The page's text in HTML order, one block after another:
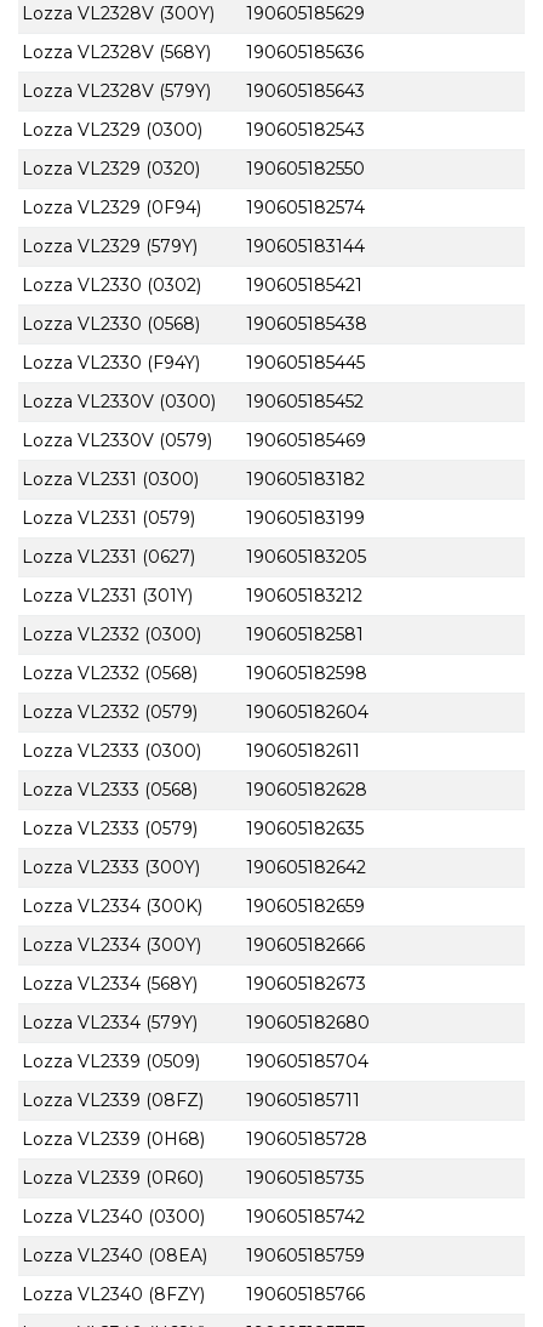
Lozza VL2328V (300Y)
190605185629
Lozza VL2328V (568Y)
190605185636
Lozza VL2328V (579Y)
190605185643
Lozza VL2329 (0300)
190605182543
Lozza VL2329 (0320)
190605182550
Lozza VL2329 (0F94)
190605182574
Lozza VL2329 (579Y)
190605183144
Lozza VL2330 (0302)
190605185421
Lozza VL2330 (0568)
190605185438
Lozza VL2330 (F94Y)
190605185445
Lozza VL2330V (0300)
190605185452
Lozza VL2330V (0579)
190605185469
Lozza VL2331 (0300)
190605183182
Lozza VL2331 (0579)
190605183199
Lozza VL2331 (0627)
190605183205
Lozza VL2331 (301Y)
190605183212
Lozza VL2332 (0300)
190605182581
Lozza VL2332 (0568)
190605182598
Lozza VL2332 (0579)
190605182604
Lozza VL2333 (0300)
190605182611
Lozza VL2333 (0568)
190605182628
Lozza VL2333 (0579)
190605182635
Lozza VL2333 (300Y)
190605182642
Lozza VL2334 (300K)
190605182659
Lozza VL2334 (300Y)
190605182666
Lozza VL2334 (568Y)
190605182673
Lozza VL2334 (579Y)
190605182680
Lozza VL2339 (0509)
190605185704
Lozza VL2339 (08FZ)
190605185711
Lozza VL2339 (0H68)
190605185728
Lozza VL2339 (0R60)
190605185735
Lozza VL2340 (0300)
190605185742
Lozza VL2340 (08EA)
190605185759
Lozza VL2340 (8FZY)
190605185766